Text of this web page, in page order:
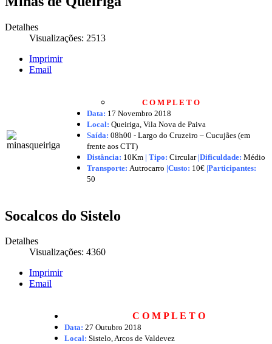
Detalhes
Visualizações: 2513
Imprimir
Email
C O M P L E T O
Data: 17 Novembro 2018
Local: Queiriga, Vila Nova de Paiva
Saída: 08h00 - Largo do Cruzeiro – Cucujães (em
frente aos CTT)
Distância: 10Km | Tipo: Circular |Dificuldade: Médio
Transporte: Autrocarro |Custo: 10€ |Participantes:
50
Socalcos do Sistelo
Detalhes
Visualizações: 4360
Imprimir
Email
C O M P L E T O
Data: 27 Outubro 2018
Local: Sistelo, Arcos de Valdevez